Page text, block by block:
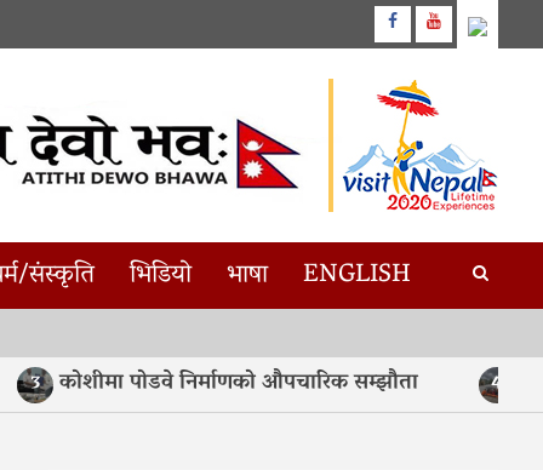
Facebook
Youtube
संस्कृति भिडियो भाषा ENGLISH
कोशीमा पोडवे निर्माणको औपचारिक सम्झौता